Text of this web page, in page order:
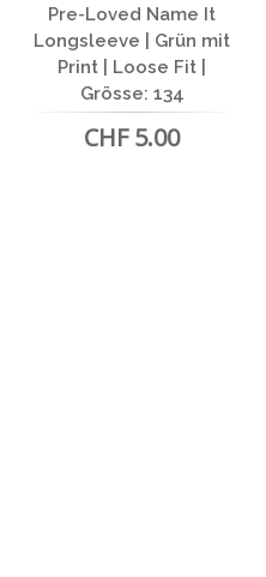
Pre-Loved Name It
Longsleeve | Grün mit
Print | Loose Fit |
Grösse: 134
CHF 5.00